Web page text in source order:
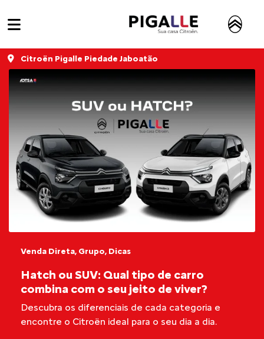
Citroën Pigalle Piedade Jaboatão
Venda Direta, Grupo, Dicas
Hatch ou SUV: Qual tipo de carro
combina com o seu jeito de viver?
Descubra os diferenciais de cada categoria e
encontre o Citroën ideal para o seu dia a dia.